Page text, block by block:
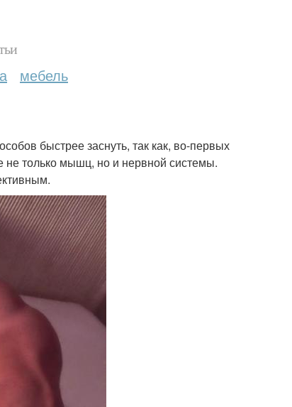
мебель
быстрее заснуть, так как, во-первых
не только мышц, но и нервной системы.